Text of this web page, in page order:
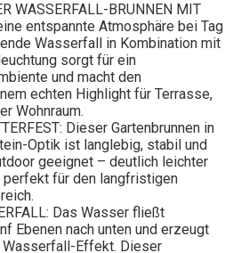
WASSERFALL-BRUNNEN MIT
entspannte Atmosphäre bei Tag
Wasserfall in Kombination mit
sorgt für ein
und macht den
echten Highlight für Terrasse,
Wohnraum.
Dieser Gartenbrunnen in
Optik ist langlebig, stabil und
geeignet – deutlich leichter
perfekt für den langfristigen
Das Wasser fließt
Ebenen nach unten und erzeugt
Wasserfall-Effekt. Dieser